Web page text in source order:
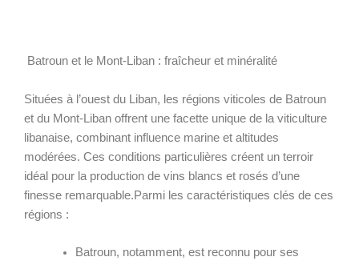
Batroun et le Mont-Liban : fraîcheur et minéralité
Situées à l’ouest du Liban, les régions viticoles de Batroun
et du Mont-Liban offrent une facette unique de la viticulture
libanaise, combinant influence marine et altitudes
modérées. Ces conditions particulières créent un terroir
idéal pour la production de vins blancs et rosés d’une
finesse remarquable.Parmi les caractéristiques clés de ces
régions :
Batroun, notamment, est reconnu pour ses